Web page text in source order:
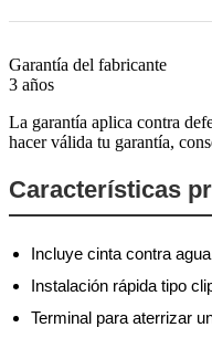
Garantía del fabricante
3 años
La garantía aplica contra
hacer válida tu garantía,
Características
Incluye cinta contra
Instalación rápida tipo
Terminal para aterrizar